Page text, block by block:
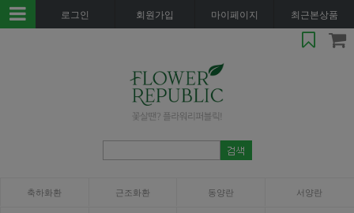
로그인 회원가입 마이페이지 최근본상품
축하화환 근조화환 동양란 서양란